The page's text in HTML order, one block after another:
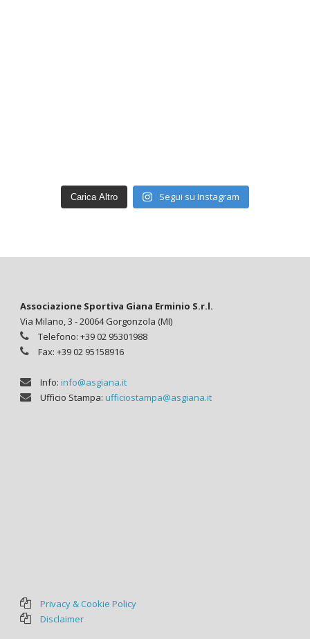
Carica Altro Segui su Instagram
Associazione Sportiva Giana Erminio S.r.l.
Via Milano, 3 - 20064 Gorgonzola (MI)
Telefono: +39 02 95301988
Fax: +39 02 95158916
Info: info@asgiana.it
Ufficio Stampa: ufficiostampa@asgiana.it
Privacy & Cookie Policy
Disclaimer